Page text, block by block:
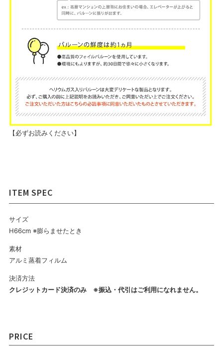
【必ずお読みください】
サイズ
H66cm ※膨らませたとき
素材
アルミ蒸着フィルム
決済方法
クレジットカード決済のみ ※振込・代引はご利用になれません。
PRICE